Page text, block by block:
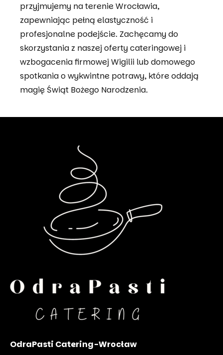
przyjmujemy na terenie Wrocławia,
zapewniając pełną elastyczność i
profesjonalne podejście. Zachęcamy do
skorzystania z naszej oferty cateringowej i
wzbogacenia firmowej Wigilii lub domowego
spotkania o wykwintne potrawy, które oddają
magię Świąt Bożego Narodzenia.
OdraPasti Catering-Wrocław